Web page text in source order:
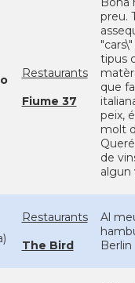
Restaurants
Fiume 37
preu.
tipus
que
peix,
molt
de
algun
Restaurants
The Bird
Al
Berlin